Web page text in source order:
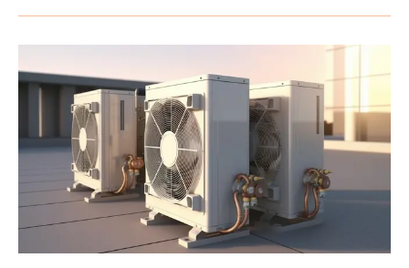
نحاس
المكيفات
الهجلة